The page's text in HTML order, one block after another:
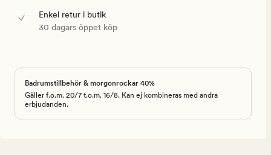
Enkel retur i butik
30 dagars öppet köp
Badrumstillbehör & morgonrockar 40%
Gäller f.o.m. 20/7 t.o.m. 16/8. Kan ej kombineras med andra
erbjudanden.